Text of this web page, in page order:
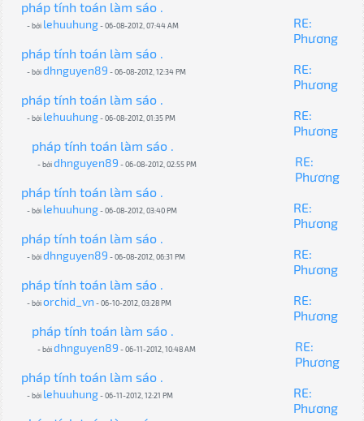
pháp tính toán làm sáo .
- bởi lehuuhung- 06-08-2012, 07:44 AM
RE:
Phương
pháp tính toán làm sáo .
- bởidhnguyen89 - 06-08-2012, 12:34 PM
RE:
Phương
pháp tính toán làm sáo .
- bởi lehuuhung- 06-08-2012, 01:35 PM
RE:
Phương
pháp tính toán làm sáo .
- bởidhnguyen89 - 06-08-2012, 02:55 PM
RE:
Phương
pháp tính toán làm sáo .
- bởi lehuuhung- 06-08-2012, 03:40 PM
RE:
Phương
pháp tính toán làm sáo .
- bởidhnguyen89 - 06-08-2012, 06:31 PM
RE:
Phương
pháp tính toán làm sáo .
- bởiorchid_vn - 06-10-2012, 03:28 PM
RE:
Phương
pháp tính toán làm sáo .
- bởidhnguyen89 - 06-11-2012, 10:48 AM
RE:
Phương
pháp tính toán làm sáo .
- bởi lehuuhung- 06-11-2012, 12:21 PM
RE:
Phương